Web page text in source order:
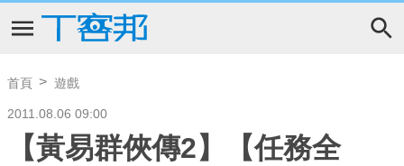
首頁 遊戲
2011.08.06 09:00
【黃易群俠傳2】【任務全